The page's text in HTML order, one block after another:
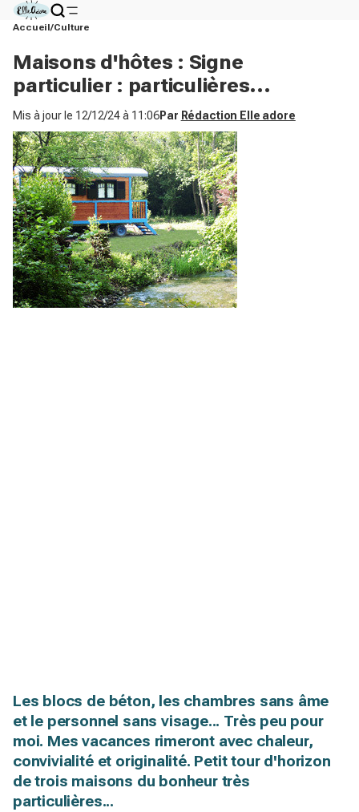
Accueil Culture
Maisons d'hôtes : Signe
particulier : particulières...
Mis à jour le 12/12/24 à 11:06Par Rédaction Elle adore
Les blocs de béton, les chambres sans âme
et le personnel sans visage... Très peu pour
moi. Mes vacances rimeront avec chaleur,
convivialité et originalité. Petit tour d'horizon
de trois maisons du bonheur très
particulières...